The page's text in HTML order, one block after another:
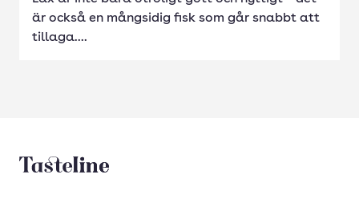
är också en mångsidig fisk som går snabbt att
tillaga....
Tasteline startsida